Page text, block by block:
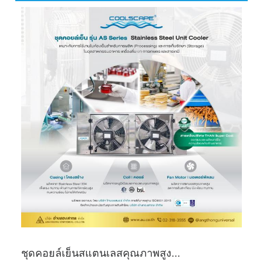
ชุดคอยล์เย็นสแตนเลสคุณภาพสูง...